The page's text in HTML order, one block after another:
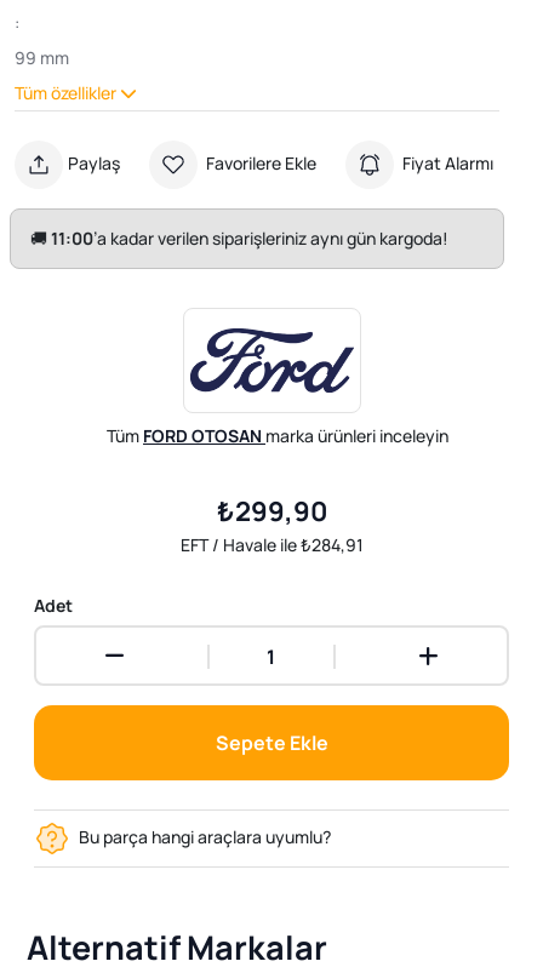
:
99 mm
Tüm özellikler
Paylaş Favorilere Ekle Fiyat Alarmı
🚚11:00’a kadar verilen siparişleriniz aynı gün kargoda!
Tüm FORD OTOSAN marka ürünleri inceleyin
₺299,90
EFT / Havale ile ₺284,91
Adet
Sepete Ekle
Bu parça hangi araçlara uyumlu?
Alternatif Markalar